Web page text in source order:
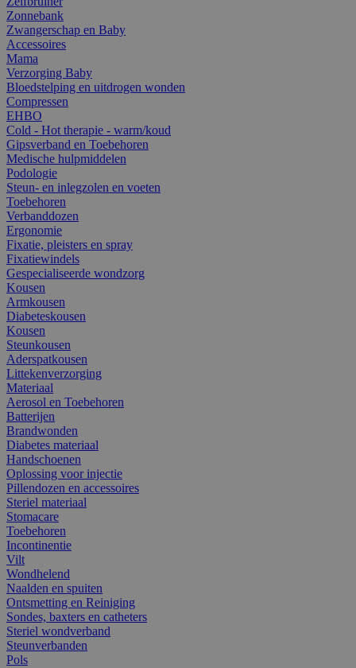
Zonnebank
Zwangerschap en Baby
Accessoires
Mama
Verzorging Baby
Bloedstelping en uitdrogen wonden
Compressen
EHBO
Cold - Hot therapie - warm/koud
Gipsverband en Toebehoren
Medische hulpmiddelen
Podologie
Steun- en inlegzolen en voeten
Toebehoren
Verbanddozen
Ergonomie
Fixatie, pleisters en spray
Fixatiewindels
Gespecialiseerde wondzorg
Kousen
Armkousen
Diabeteskousen
Kousen
Steunkousen
Aderspatkousen
Littekenverzorging
Materiaal
Aerosol en Toebehoren
Batterijen
Brandwonden
Diabetes materiaal
Handschoenen
Oplossing voor injectie
Pillendozen en accessoires
Steriel materiaal
Stomacare
Toebehoren
Incontinentie
Vilt
Wondhelend
Naalden en spuiten
Ontsmetting en Reiniging
Sondes, baxters en catheters
Steriel wondverband
Steunverbanden
Pols